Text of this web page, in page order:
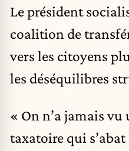
Le président
coalition de
vers les citoyens
les déséquilibres
« On n’a jamais vu
taxatoire qui s’abat